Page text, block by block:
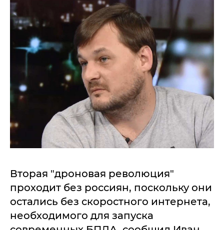
Вторая "дроновая революция"
проходит без россиян, поскольку они
остались без скоростного интернета,
необходимого для запуска